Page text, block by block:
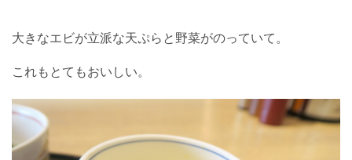
大きなエビが立派な天ぷらと野菜がのっていて。
これもとてもおいしい。